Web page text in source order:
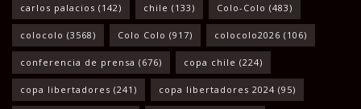
carlos palacios (142) chile (133) Colo-Colo (483)
colocolo (3568) Colo Colo (917) colocolo2026 (106)
conferencia de prensa (676) copa chile (224)
copa libertadores (241) copa libertadores 2024 (95)